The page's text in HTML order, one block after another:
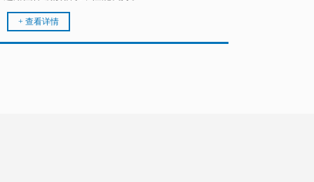
+ 查看详情